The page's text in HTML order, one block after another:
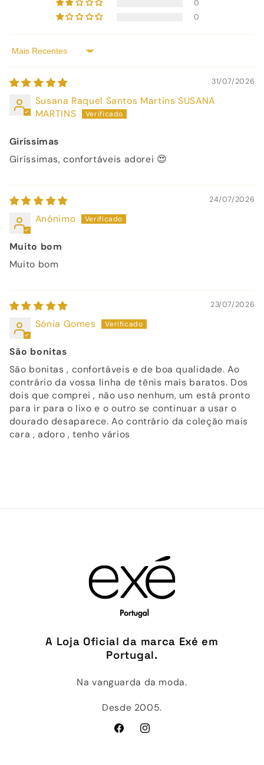
0
0
Sort by
31/07/2026
Susana Raquel Santos Martins SUSANA
MARTINS
Giríssimas
Giríssimas, confortáveis adorei 😍
24/07/2026
Anónimo
Muito bom
Muito bom
23/07/2026
Sónia Gomes
São bonitas
São bonitas , confortáveis e de boa qualidade. Ao
contrário da vossa linha de tênis mais baratos. Dos
dois que comprei , não uso nenhum, um está pronto
para ir para o lixo e o outro se continuar a usar o
dourado desaparece. Ao contrário da coleção mais
cara , adoro , tenho vários
A Loja Oficial da marca Exé em
Portugal.
Na vanguarda da moda.
Desde 2005.
FacebookInstagram